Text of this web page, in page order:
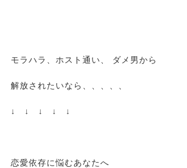
モラハラ、ホスト通い、 ダメ男から
解放されたいなら、、、、、
↓ ↓ ↓ ↓ ↓
恋愛依存に悩むあなたへ